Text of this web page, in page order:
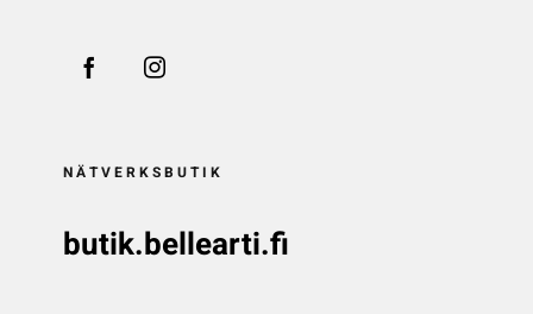
NÄTVERKSBUTIK
butik.bellearti.fi